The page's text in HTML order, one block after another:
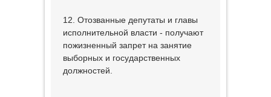
12. Отозванные депутаты и главы
исполнительной власти - получают
пожизненный запрет на занятие
выборных и государственных
должностей.